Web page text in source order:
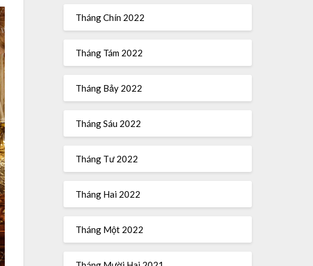
Tháng Chín 2022
Tháng Tám 2022
Tháng Bảy 2022
Tháng Sáu 2022
Tháng Tư 2022
Tháng Hai 2022
Tháng Một 2022